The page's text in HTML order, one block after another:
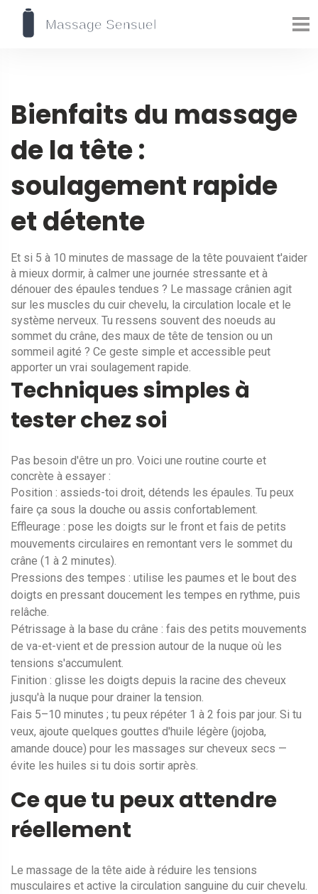
Bienfaits du massage
de la tête :
soulagement rapide
et détente
Et si 5 à 10 minutes de massage de la tête pouvaient t'aider
à mieux dormir, à calmer une journée stressante et à
dénouer des épaules tendues ? Le massage crânien agit
sur les muscles du cuir chevelu, la circulation locale et le
système nerveux. Tu ressens souvent des noeuds au
sommet du crâne, des maux de tête de tension ou un
sommeil agité ? Ce geste simple et accessible peut
apporter un vrai soulagement rapide.
Techniques simples à
tester chez soi
Pas besoin d'être un pro. Voici une routine courte et
concrète à essayer :
Position : assieds-toi droit, détends les épaules. Tu peux
faire ça sous la douche ou assis confortablement.
Effleurage : pose les doigts sur le front et fais de petits
mouvements circulaires en remontant vers le sommet du
crâne (1 à 2 minutes).
Pressions des tempes : utilise les paumes et le bout des
doigts en pressant doucement les tempes en rythme, puis
relâche.
Pétrissage à la base du crâne : fais des petits mouvements
de va-et-vient et de pression autour de la nuque où les
tensions s'accumulent.
Finition : glisse les doigts depuis la racine des cheveux
jusqu'à la nuque pour drainer la tension.
Fais 5–10 minutes ; tu peux répéter 1 à 2 fois par jour. Si tu
veux, ajoute quelques gouttes d'huile légère (jojoba,
amande douce) pour les massages sur cheveux secs —
évite les huiles si tu dois sortir après.
Ce que tu peux attendre
réellement
Le massage de la tête aide à réduire les tensions
musculaires et active la circulation sanguine du cuir chevelu.